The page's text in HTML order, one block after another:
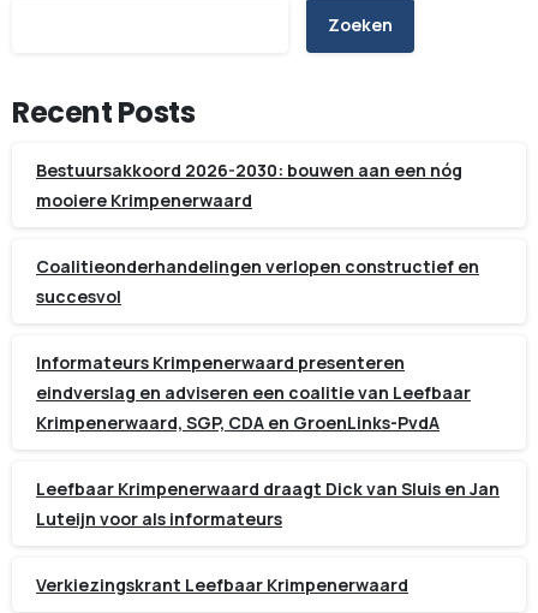
Zoeken
Recent Posts
Bestuursakkoord 2026-2030: bouwen aan een nóg
mooiere Krimpenerwaard
Coalitieonderhandelingen verlopen constructief en
succesvol
Informateurs Krimpenerwaard presenteren
eindverslag en adviseren een coalitie van Leefbaar
Krimpenerwaard, SGP, CDA en GroenLinks-PvdA
Leefbaar Krimpenerwaard draagt Dick van Sluis en Jan
Luteijn voor als informateurs
Verkiezingskrant Leefbaar Krimpenerwaard